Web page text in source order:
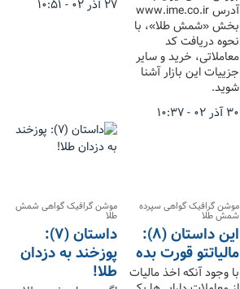
آدرس www.ime.co.ir
بخش «شمش طلا»، با
نحوه دریافت کد
معاملاتی، خرید و سایر
جزییات این بازار آشنا
شوید.
۳۰ آذر ۰۲ - ۱۰:۳۷
۲۷ آذر ۰۲ - ۱۰:۵۱
موشن گرافیک گواهی سپرده
شمش طلا
این داستان (۸):
مالیاتتو قورت بده
با وجود آنکه اخذ مالیات
موشن گرافیک گواهی شمش
طلا
داستان (۷):
پوزخند به دزدان
طلا!